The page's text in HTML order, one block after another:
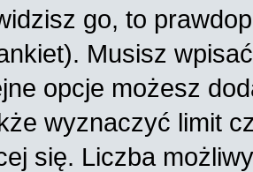
go, to
Musisz
opcje możesz
wyznaczyć limit
się. Liczba